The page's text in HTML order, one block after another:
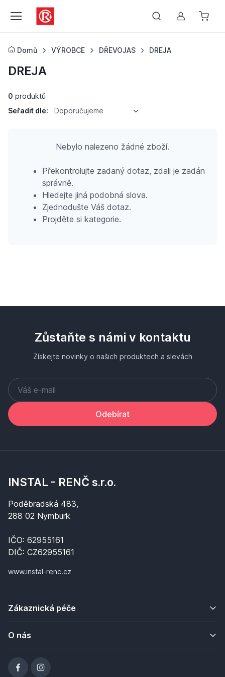
Můj účet
Domů VÝROBCE DŘEVOJAS DREJA
DREJA
0 produktů
Seřadit dle:
Doporučujeme
Nebylo nalezeno žádné zboží.
Překontrolujte zadaný dotaz, zdali je zadán
správně.
Hledejte jiná podobná slova.
Zjednodušte Váš dotaz.
Projděte si kategorie.
Zůstaňte s námi v kontaktu
Získejte novinky o našich produktech a slevách
Odebírat
INSTAL - RENČ s.r.o.
Poděbradská 483,
288 02 Nymburk
IČO: 62955161
DIČ: CZ62955161
www.instal-renc.cz
Zákaznická péče
O nás